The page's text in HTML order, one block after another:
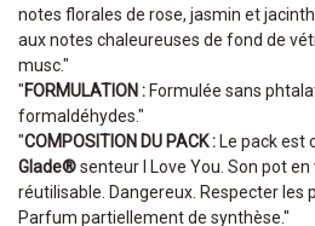
notes florales de rose, jasmin et
aux notes chaleureuses de fond de
musc."
"FORMULATION : Formulée sans
formaldéhydes."
"COMPOSITION DU PACK : Le pack est
Glade®senteur I Love You. Son pot
réutilisable. Dangereux. Respecter les
Parfum partiellement de synthèse."